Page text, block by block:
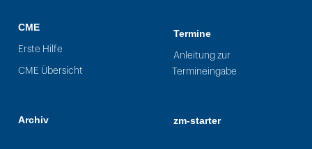
CME
Erste Hilfe
CME Übersicht
Archiv
Termine
Anleitung zur
Termineingabe
zm-starter